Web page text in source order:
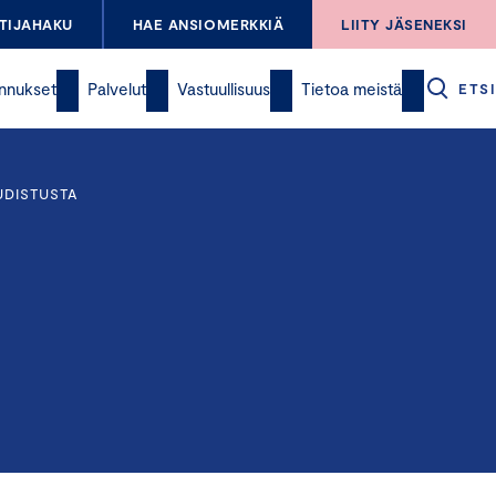
HAE ANSIOMERKKIÄ LIITY JÄSENEKSI
Palvelut Vastuullisuus Tietoa meistä ETSI